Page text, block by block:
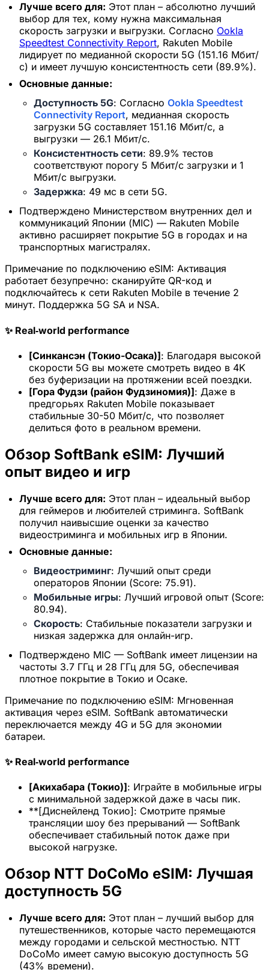
Лучше всего для: Этот план – абсолютно лучший
выбор для тех, кому нужна максимальная
скорость загрузки и выгрузки. Согласно Ookla
Speedtest Connectivity Report, Rakuten Mobile
лидирует по медианной скорости 5G (151.16 Мбит/
с) и имеет лучшую консистентность сети (89.9%).
Основные данные:
Доступность 5G: Согласно Ookla Speedtest
Connectivity Report, медианная скорость
загрузки 5G составляет 151.16 Мбит/с, а
выгрузки — 26.1 Мбит/с.
Консистентность сети: 89.9% тестов
соответствуют порогу 5 Мбит/с загрузки и 1
Мбит/с выгрузки.
Задержка: 49 мс в сети 5G.
Подтверждено Министерством внутренних дел и
коммуникаций Японии (MIC) — Rakuten Mobile
активно расширяет покрытие 5G в городах и на
транспортных магистралях.
Примечание по подключению eSIM: Активация
работает безупречно: сканируйте QR-код и
подключайтесь к сети Rakuten Mobile в течение 2
минут. Поддержка 5G SA и NSA.
✨ Real‑world performance
[Синкансэн (Токио-Осака)]: Благодаря высокой
скорости 5G вы можете смотреть видео в 4K
без буферизации на протяжении всей поездки.
[Гора Фудзи (район Фудзиномия)]: Даже в
предгорьях Rakuten Mobile показывает
стабильные 30-50 Мбит/с, что позволяет
делиться фото в реальном времени.
Обзор SoftBank eSIM: Лучший
опыт видео и игр
Лучше всего для: Этот план – идеальный выбор
для геймеров и любителей стриминга. SoftBank
получил наивысшие оценки за качество
видеостриминга и мобильных игр в Японии.
Основные данные:
Видеостриминг: Лучший опыт среди
операторов Японии (Score: 75.91).
Мобильные игры: Лучший игровой опыт (Score:
80.94).
Скорость: Стабильные показатели загрузки и
низкая задержка для онлайн-игр.
Подтверждено MIC — SoftBank имеет лицензии на
частоты 3.7 ГГц и 28 ГГц для 5G, обеспечивая
плотное покрытие в Токио и Осаке.
Примечание по подключению eSIM: Мгновенная
активация через eSIM. SoftBank автоматически
переключается между 4G и 5G для экономии
батареи.
✨ Real‑world performance
[Акихабара (Токио)]: Играйте в мобильные игры
с минимальной задержкой даже в часы пик.
**[Диснейленд Токио]: Смотрите прямые
трансляции шоу без прерываний — SoftBank
обеспечивает стабильный поток даже при
высокой нагрузке.
Обзор NTT DoCoMo eSIM: Лучшая
доступность 5G
Лучше всего для: Этот план – лучший выбор для
путешественников, которые часто перемещаются
между городами и сельской местностью. NTT
DoCoMo имеет самую высокую доступность 5G
(43% времени).
×
Ограниченное по времени
предложение
Промокод